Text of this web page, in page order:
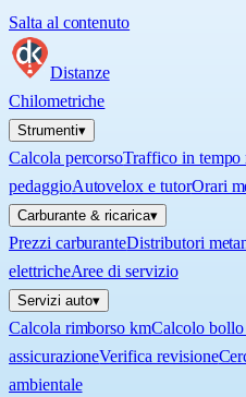
Salta al contenuto
Distanze
Chilometriche
Strumenti▾
Calcola percorsoTraffico in tempo
pedaggioAutovelox e tutorOrari
Carburante & ricarica▾
Prezzi carburanteDistributori
elettricheAree di servizio
Servizi auto▾
Calcola rimborso kmCalcolo bollo
assicurazioneVerifica revisione
ambientale